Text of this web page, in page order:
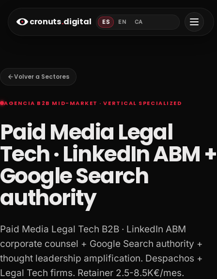
cronuts.digital ES EN CA
Volver a Sectores
AGENCIA B2B MID-MARKET · VERTICAL SPECIALIZED
Paid Media Legal
Tech · LinkedIn ABM +
Google Search
authority
Paid Media Legal Tech B2B · LinkedIn ABM
corporate counsel + Google Search authority +
thought leadership amplification. Despachos +
Legal Tech firms. Retainer 2.5-8.5K€/mes.